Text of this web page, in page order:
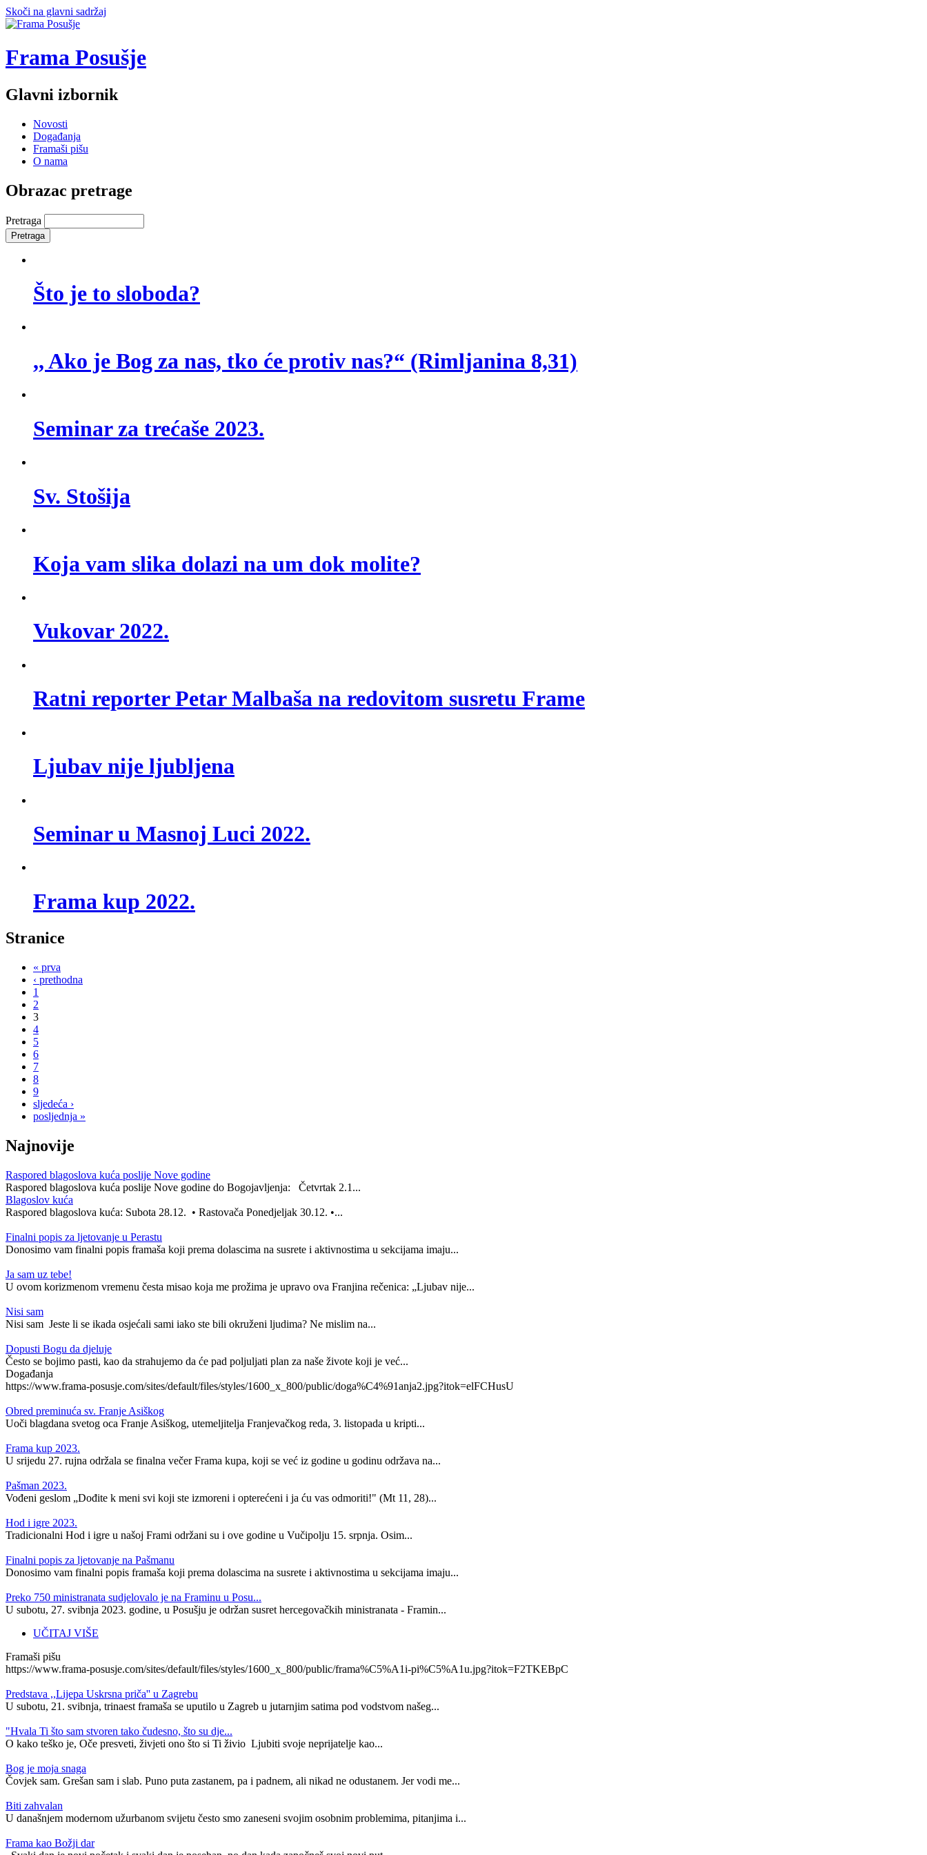
Skoči na glavni sadržaj
Frama Posušje
Glavni izbornik
Novosti
Događanja
Framaši pišu
O nama
Obrazac pretrage
Pretraga
Što je to sloboda?
,, Ako je Bog za nas, tko će protiv nas?“ (Rimljanina 8,31)
Seminar za trećaše 2023.
Sv. Stošija
Koja vam slika dolazi na um dok molite?
Vukovar 2022.
Ratni reporter Petar Malbaša na redovitom susretu Frame
Ljubav nije ljubljena
Seminar u Masnoj Luci 2022.
Frama kup 2022.
Stranice
« prva
‹ prethodna
1
2
3
4
5
6
7
8
9
sljedeća ›
posljednja »
Najnovije
Raspored blagoslova kuća poslije Nove godine
Raspored blagoslova kuća poslije Nove godine do Bogojavljenja: Četvrtak 2.1...
Blagoslov kuća
Raspored blagoslova kuća: Subota 28.12. • Rastovača Ponedjeljak 30.12. •...
Finalni popis za ljetovanje u Perastu
Donosimo vam finalni popis framaša koji prema dolascima na susrete i aktivnostima u sekcijama imaju...
Ja sam uz tebe!
U ovom korizmenom vremenu česta misao koja me prožima je upravo ova Franjina rečenica: „Ljubav nije...
Nisi sam
Nisi sam Jeste li se ikada osjećali sami iako ste bili okruženi ljudima? Ne mislim na...
Dopusti Bogu da djeluje
Često se bojimo pasti, kao da strahujemo da će pad poljuljati plan za naše živote koji je već...
Događanja
https://www.frama-posusje.com/sites/default/files/styles/1600_x_800/public/doga%C4%91anja2.jpg?itok=elFCHusU
Obred preminuća sv. Franje Asiškog
Uoči blagdana svetog oca Franje Asiškog, utemeljitelja Franjevačkog reda, 3. listopada u kripti...
Frama kup 2023.
U srijedu 27. rujna održala se finalna večer Frama kupa, koji se već iz godine u godinu održava na...
Pašman 2023.
Vođeni geslom „Dođite k meni svi koji ste izmoreni i opterećeni i ja ću vas odmoriti!" (Mt 11, 28)...
Hod i igre 2023.
Tradicionalni Hod i igre u našoj Frami održani su i ove godine u Vučipolju 15. srpnja. Osim...
Finalni popis za ljetovanje na Pašmanu
Donosimo vam finalni popis framaša koji prema dolascima na susrete i aktivnostima u sekcijama imaju...
Preko 750 ministranata sudjelovalo je na Framinu u Posu...
U subotu, 27. svibnja 2023. godine, u Posušju je održan susret hercegovačkih ministranata - Framin...
UČITAJ VIŠE
Framaši pišu
https://www.frama-posusje.com/sites/default/files/styles/1600_x_800/public/frama%C5%A1i-pi%C5%A1u.jpg?itok=F2TKEBpC
Predstava ,,Lijepa Uskrsna priča'' u Zagrebu
U subotu, 21. svibnja, trinaest framaša se uputilo u Zagreb u jutarnjim satima pod vodstvom našeg...
"Hvala Ti što sam stvoren tako čudesno, što su dje...
O kako teško je, Oče presveti, živjeti ono što si Ti živio Ljubiti svoje neprijatelje kao...
​Bog je moja snaga
Čovjek sam. Grešan sam i slab. Puno puta zastanem, pa i padnem, ali nikad ne odustanem. Jer vodi me...
Biti zahvalan
U današnjem modernom užurbanom svijetu često smo zaneseni svojim osobnim problemima, pitanjima i...
Frama kao Božji dar